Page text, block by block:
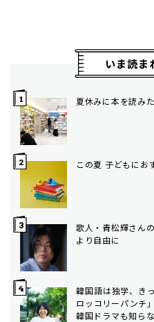
いま読ま
夏休みに本を読み
この夏 子どもにお
歌人・青松輝さん
より自由に
韓国語は独学、き
ロッコリーパンチ
韓国ドラマも知ら